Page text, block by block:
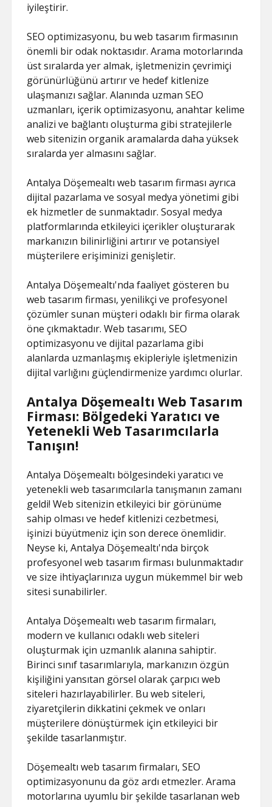
iyileştirir.
SEO optimizasyonu, bu web tasarım firmasının
önemli bir odak noktasıdır. Arama motorlarında
üst sıralarda yer almak, işletmenizin çevrimiçi
görünürlüğünü artırır ve hedef kitlenize
ulaşmanızı sağlar. Alanında uzman SEO
uzmanları, içerik optimizasyonu, anahtar kelime
analizi ve bağlantı oluşturma gibi stratejilerle
web sitenizin organik aramalarda daha yüksek
sıralarda yer almasını sağlar.
Antalya Döşemealtı web tasarım firması ayrıca
dijital pazarlama ve sosyal medya yönetimi gibi
ek hizmetler de sunmaktadır. Sosyal medya
platformlarında etkileyici içerikler oluşturarak
markanızın bilinirliğini artırır ve potansiyel
müşterilere erişiminizi genişletir.
Antalya Döşemealtı'nda faaliyet gösteren bu
web tasarım firması, yenilikçi ve profesyonel
çözümler sunan müşteri odaklı bir firma olarak
öne çıkmaktadır. Web tasarımı, SEO
optimizasyonu ve dijital pazarlama gibi
alanlarda uzmanlaşmış ekipleriyle işletmenizin
dijital varlığını güçlendirmenize yardımcı olurlar.
Antalya Döşemealtı Web Tasarım
Firması: Bölgedeki Yaratıcı ve
Yetenekli Web Tasarımcılarla
Tanışın!
Antalya Döşemealtı bölgesindeki yaratıcı ve
yetenekli web tasarımcılarla tanışmanın zamanı
geldi! Web sitenizin etkileyici bir görünüme
sahip olması ve hedef kitlenizi cezbetmesi,
işinizi büyütmeniz için son derece önemlidir.
Neyse ki, Antalya Döşemealtı'nda birçok
profesyonel web tasarım firması bulunmaktadır
ve size ihtiyaçlarınıza uygun mükemmel bir web
sitesi sunabilirler.
Antalya Döşemealtı web tasarım firmaları,
modern ve kullanıcı odaklı web siteleri
oluşturmak için uzmanlık alanına sahiptir.
Birinci sınıf tasarımlarıyla, markanızın özgün
kişiliğini yansıtan görsel olarak çarpıcı web
siteleri hazırlayabilirler. Bu web siteleri,
ziyaretçilerin dikkatini çekmek ve onları
müşterilere dönüştürmek için etkileyici bir
şekilde tasarlanmıştır.
Döşemealtı web tasarım firmaları, SEO
optimizasyonunu da göz ardı etmezler. Arama
motorlarına uyumlu bir şekilde tasarlanan web